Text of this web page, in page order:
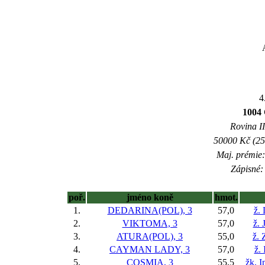
Rovina
50000 Kč
Maj.
poř. jméno koně
hmot.
1.
DEDARINA(POL), 3 57,0
ž.
2.
VIKTOMA, 3 57,0
ž.
3.
ATURA(POL), 3 55,0
ž.
4.
CAYMAN LADY, 3 57,0
ž.
5.
COSMIA, 3 55,5
žk.